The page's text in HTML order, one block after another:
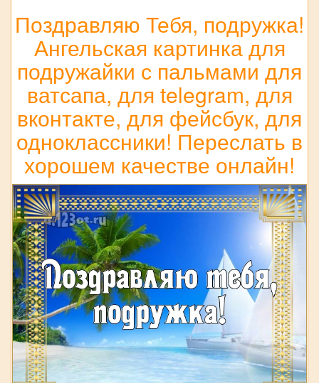
Поздравляю Тебя, подружка!
Ангельская картинка для
подружайки с пальмами для
ватсапа, для telegram, для
вконтакте, для фейсбук, для
одноклассники! Переслать в
хорошем качестве онлайн!